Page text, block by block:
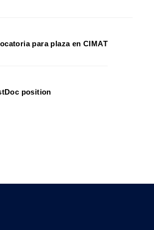
para plaza en CIMAT
position